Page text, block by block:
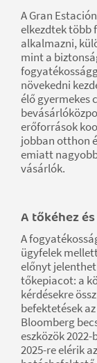
A Gran
elkezdtek több
alkalmazni,
mint a
növekedni
élő gyermekes
erőforrások
jobban otthon
emiatt
vásárlók.
A tőkéhez
A
ügyfelek
előnyt
tőkepiacot: a
kérdésekre
befektetések
Bloomberg
eszközök
2025-re elérik